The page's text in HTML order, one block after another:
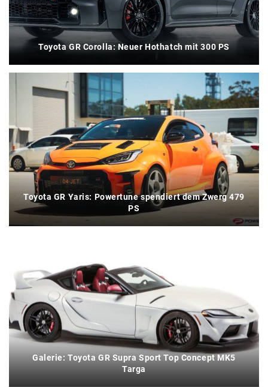
Toyota GR Corolla: Neuer Hothatch mit 300 PS
Toyota GR Yaris: Powertune spendiert dem Zwerg 479
PS
Galerie: Toyota GR Supra Sport Top Concept MK5
Targa